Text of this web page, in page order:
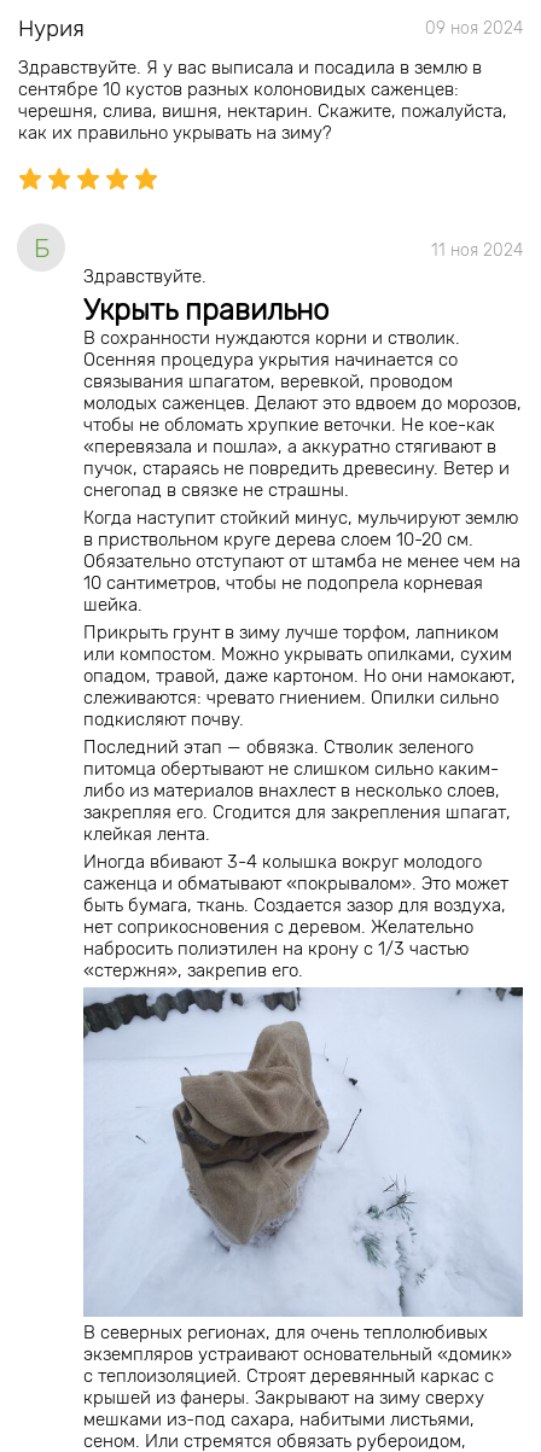
Нурия 09 ноя 2024
Здравствуйте. Я у вас выписала и посадила в землю в
сентябре 10 кустов разных колоновидых саженцев:
черешня, слива, вишня, нектарин. Скажите, пожалуйста,
как их правильно укрывать на зиму?
Б 11 ноя 2024
Здравствуйте.
Укрыть правильно
В сохранности нуждаются корни и стволик.
Осенняя процедура укрытия начинается со
связывания шпагатом, веревкой, проводом
молодых саженцев. Делают это вдвоем до морозов,
чтобы не обломать хрупкие веточки. Не кое-как
«перевязала и пошла», а аккуратно стягивают в
пучок, стараясь не повредить древесину. Ветер и
снегопад в связке не страшны.
Когда наступит стойкий минус, мульчируют землю
в приствольном круге дерева слоем 10-20 см.
Обязательно отступают от штамба не менее чем на
10 сантиметров, чтобы не подопрела корневая
шейка.
Прикрыть грунт в зиму лучше торфом, лапником
или компостом. Можно укрывать опилками, сухим
опадом, травой, даже картоном. Но они намокают,
слеживаются: чревато гниением. Опилки сильно
подкисляют почву.
Последний этап — обвязка. Стволик зеленого
питомца обертывают не слишком сильно каким-
либо из материалов внахлест в несколько слоев,
закрепляя его. Сгодится для закрепления шпагат,
клейкая лента.
Иногда вбивают 3-4 колышка вокруг молодого
саженца и обматывают «покрывалом». Это может
быть бумага, ткань. Создается зазор для воздуха,
нет соприкосновения с деревом. Желательно
набросить полиэтилен на крону с 1/3 частью
«стержня», закрепив его.
В северных регионах, для очень теплолюбивых
экземпляров устраивают основательный «домик»
с теплоизоляцией. Строят деревянный каркас с
крышей из фанеры. Закрывают на зиму сверху
мешками из-под сахара, набитыми листьями,
сеном. Или стремятся обвязать рубероидом,